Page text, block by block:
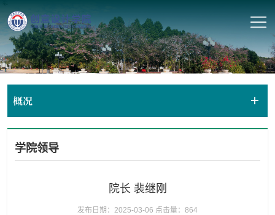
概况
学院领导
院长 裴继刚
发布日期：2025-03-06 点击量： 864